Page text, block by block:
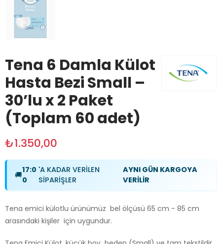
Tena 6 Damla Külot
Hasta Bezi Small –
30’lu x 2 Paket
(Toplam 60 adet)
₺1.350,00
🚚
17:0
0
'A KADAR VERİLEN
SİPARİŞLER
AYNI GÜN KARGOYA
VERİLİR
Tena emici külotlu ürünümüz bel ölçüsü 65 cm - 85 cm
arasındaki kişiler için uygundur.